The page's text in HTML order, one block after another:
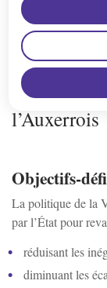
Chitry-
Une des
Objectifs-
La politique de la
par l’État pour
réduisant les
diminuant les